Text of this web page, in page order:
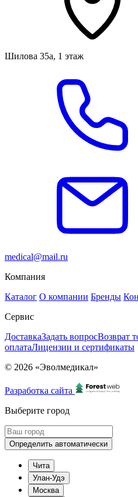
Шилова 35а, 1 этаж
medical@mail.ru
Компания
Каталог О компании Бренды
Сервис
ДоставкаЗадать вопросВозврат
оплатаЛицензии и сертификаты
© 2026 «Эволмедикал»
Разработка сайта
Выберите город
Определить автоматически
Чита
Улан-Удэ
Москва